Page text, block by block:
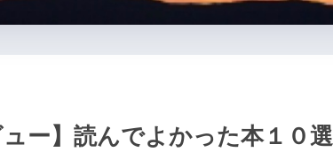
ュー】読んでよかった本１０選